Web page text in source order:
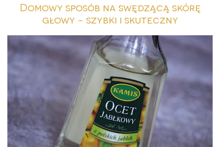
Domowy sposób na swędzącą skórę
głowy - szybki i skuteczny